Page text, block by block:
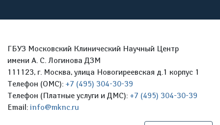
ГБУЗ Московский Клинический Научный Центр
имени А. С. Логинова ДЗМ
111123, г. Москва, улица Новогиреевская д.1 корпус 1
Телефон (ОМС): +7 (495) 304-30-39
Телефон (Платные услуги и ДМС): +7 (495) 304-30-39
Email: info@mknc.ru